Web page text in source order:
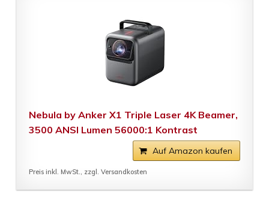
Nebula by Anker X1 Triple Laser 4K Beamer,
3500 ANSI Lumen 56000:1 Kontrast
Auf Amazon kaufen
Preis inkl. MwSt., zzgl. Versandkosten